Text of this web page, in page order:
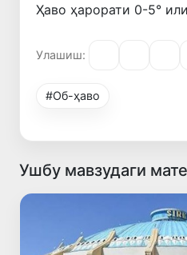
Ҳаво ҳарорати 0-5°
Улашиш:
#Об-ҳаво
Ушбу мавзудаги